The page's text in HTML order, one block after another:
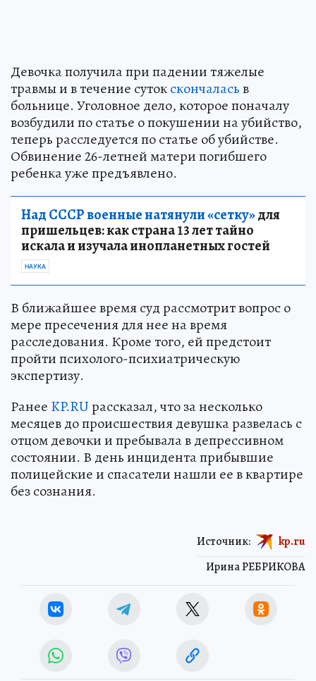
Девочка получила при падении тяжелые
травмы и в течение сутокскончаласьв
больнице. Уголовное дело, которое поначалу
возбудили по статье о покушении на убийство,
теперь расследуется по статье об убийстве.
Обвинение 26-летней матери погибшего
ребенка уже предъявлено.
Над СССР военные натянули «сетку»для
пришельцев: как страна 13 лет тайно
искала и изучала инопланетных гостей
НАУКА
В ближайшее время суд рассмотрит вопрос о
мере пресечения для нее на время
расследования. Кроме того, ей предстоит
пройти психолого-психиатрическую
экспертизу.
Ранее KP.RUрассказал, что за несколько
месяцев до происшествия девушка развелась с
отцом девочки и пребывала в депрессивном
состоянии. В день инцидента прибывшие
полицейские и спасатели нашли ее в квартире
без сознания.
Ирина РЕБРИКОВА
Источник: kp.ru